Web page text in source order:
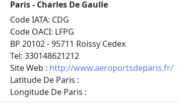
Paris - Charles De Gaulle
Code IATA: CDG
Code OACI: LFPG
BP 20102 - 95711 Roissy Cedex
Tel: 330148621212
Site Web : http://www.aeroportsdeparis.fr/
Latitude De Paris :
Longitude De Paris :